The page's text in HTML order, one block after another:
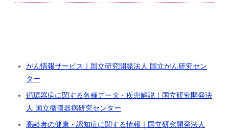
がん情報サービス｜国立研究開発法人 国立がん研究セン
ター
循環器病に関する各種データ・疾患解説｜国立研究開発法
人 国立循環器病研究センター
高齢者の健康・認知症に関する情報｜国立研究開発法人